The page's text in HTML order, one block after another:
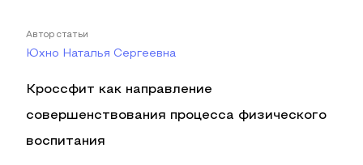
Автор статьи
Юхно Наталья Сергеевна
Кроссфит как направление
совершенствования процесса физического
воспитания